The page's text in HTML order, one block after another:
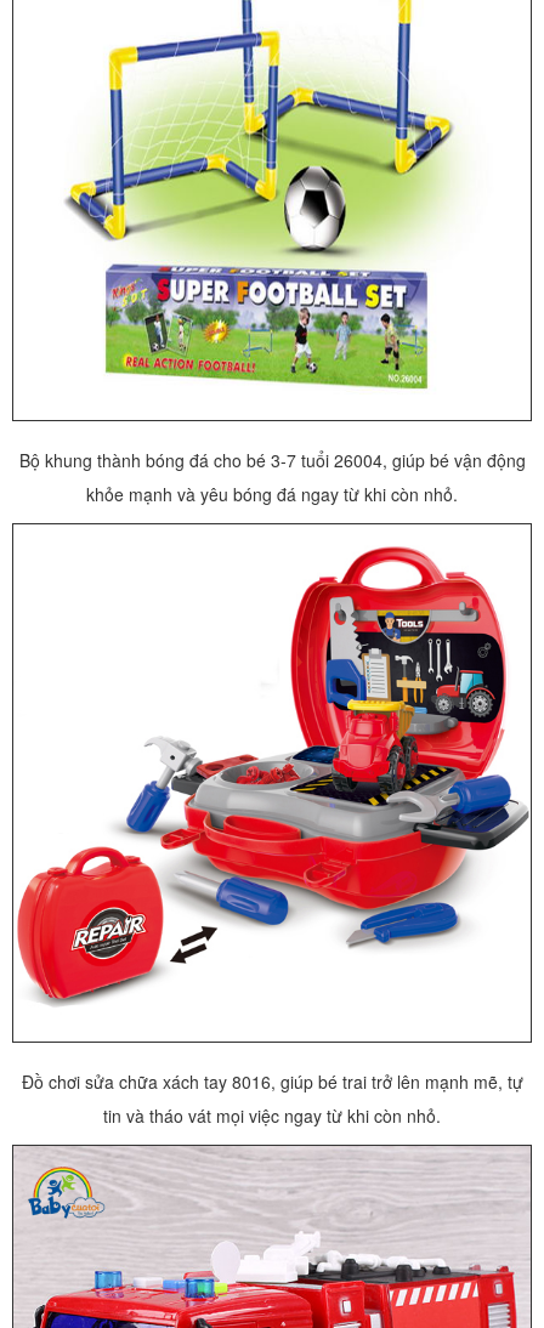
Bộ khung thành bóng đá cho bé 3-7 tuổi 26004, giúp bé vận động
khỏe mạnh và yêu bóng đá ngay từ khi còn nhỏ.
Đồ chơi sửa chữa xách tay 8016, giúp bé trai trở lên mạnh mẽ, tự
tin và tháo vát mọi việc ngay từ khi còn nhỏ.